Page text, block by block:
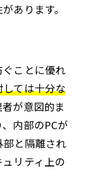
あります。
ことに優れ
ては十分な
が意図的ま
内部のPCが
と隔離され
リティ上の